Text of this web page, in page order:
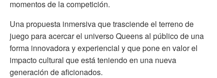
momentos de la competición.
Una propuesta inmersiva que trasciende el terreno de
juego para acercar el universo Queens al público de una
forma innovadora y experiencial y que pone en valor el
impacto cultural que está teniendo en una nueva
generación de aficionados.